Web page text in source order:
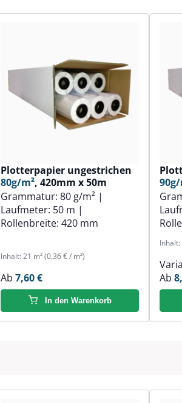
Plotterpapier ungestrichen
80g/m², 420mm x 50m
Grammatur: 80 g/m² |
Laufmeter: 50 m |
Rollenbreite: 420 mm
Inhalt: 21 m²(0,36 € / m²)
Ab 7,60 €
In den Warenkorb
90g/
Inhalt:
Ab